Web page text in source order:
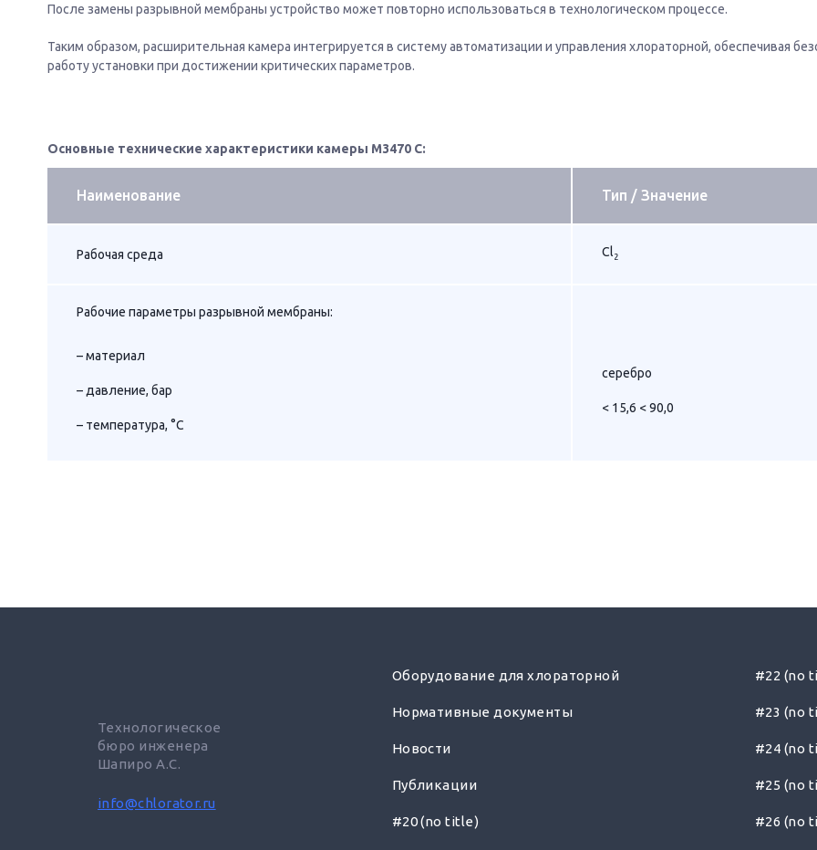
После замены разрывной мембраны устройство может повторно использоваться в технологическом процессе.
Таким образом, расширительная камера интегрируется в систему автоматизации и управления хлораторной, обеспечивая
работу установки при достижении критических параметров.
Основные технические характеристики камеры М3470 С:
Наименование Тип / Значение
Рабочая среда Cl 2
Рабочие параметры разрывной мембраны:
– материал
– давление, бар
– температура, °С
серебро
< 15,6 < 90,0
Технологическое
бюро инженера
Шапиро А.С.
info@chlorator.ru
Оборудование для хлораторной
Нормативные документы
Новости
Публикации
#20 (no title)
#22 (no
#23 (no
#24 (no
#25 (no
#26 (no